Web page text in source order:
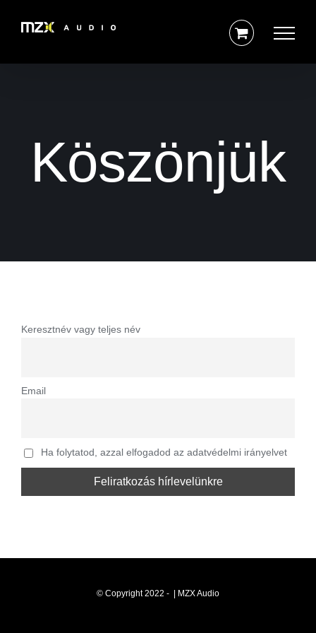
Köszönjük
Keresztnév vagy teljes név
Email
Ha folytatod, azzal elfogadod az adatvédelmi irányelvet
© Copyright 2022 - | MZX Audio